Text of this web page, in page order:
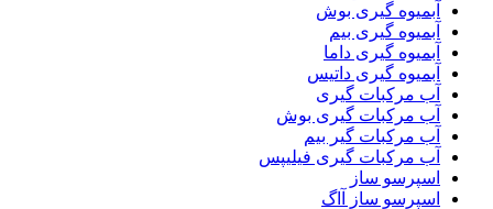
آبمیوه گیری بوش
آبمیوه گیری بیم
آبمیوه گیری داما
آبمیوه گیری داتیس
آب مرکبات گیری
آب مرکبات گیری بوش
آب مرکبات گیر بیم
آب مرکبات گیری فیلیپس
اسپرسو ساز
اسپرسو ساز آاگ